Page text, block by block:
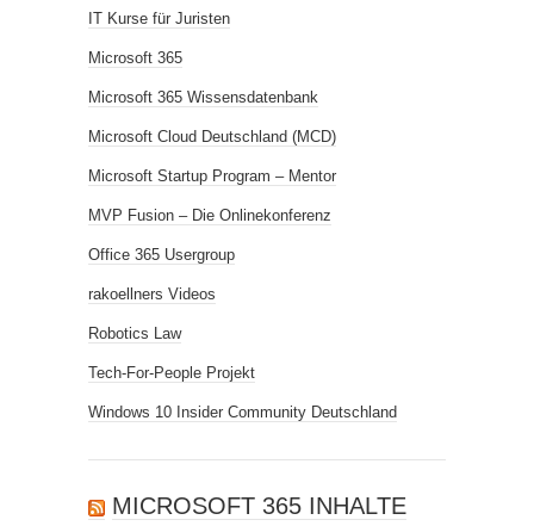
IT Kurse für Juristen
Microsoft 365
Microsoft 365 Wissensdatenbank
Microsoft Cloud Deutschland (MCD)
Microsoft Startup Program – Mentor
MVP Fusion – Die Onlinekonferenz
Office 365 Usergroup
rakoellners Videos
Robotics Law
Tech-For-People Projekt
Windows 10 Insider Community Deutschland
MICROSOFT 365 INHALTE